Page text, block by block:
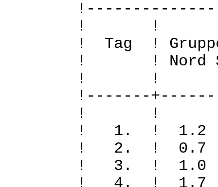
!
! Tag !
! ! Nord
!
!-------
!
! 1. ! 1.2
! 2. ! 0.7
! 3. ! 1.0